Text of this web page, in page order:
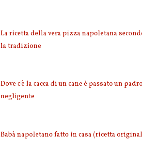
La ricetta della vera pizza napoletana
la tradizione
Dove c'è la cacca di un cane è passato un
negligente
Babà napoletano fatto in casa (ricetta